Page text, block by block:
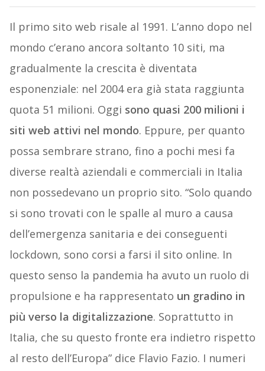
Il primo sito web risale al 1991. L’anno dopo nel
mondo c’erano ancora soltanto 10 siti, ma
gradualmente la crescita è diventata
esponenziale: nel 2004 era già stata raggiunta
quota 51 milioni. Oggi sono quasi 200 milioni i
siti web attivi nel mondo. Eppure, per quanto
possa sembrare strano, fino a pochi mesi fa
diverse realtà aziendali e commerciali in Italia
non possedevano un proprio sito. “Solo quando
si sono trovati con le spalle al muro a causa
dell’emergenza sanitaria e dei conseguenti
lockdown, sono corsi a farsi il sito online. In
questo senso la pandemia ha avuto un ruolo di
propulsione e ha rappresentato un gradino in
più verso la digitalizzazione. Soprattutto in
Italia, che su questo fronte era indietro rispetto
al resto dell’Europa” dice Flavio Fazio. I numeri